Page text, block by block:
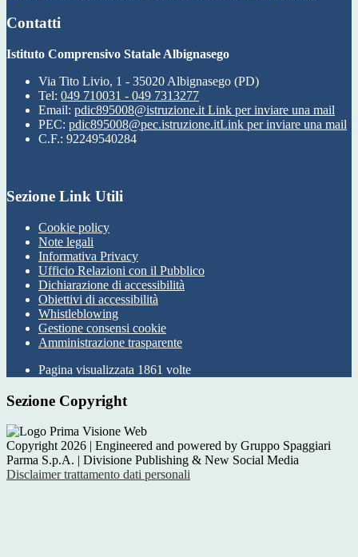
Contatti
Istituto Comprensivo Statale Albignasego
Via Tito Livio, 1 - 35020 Albignasego (PD)
Tel: 049 710031 - 049 7313277
Email: pdic895008@istruzione.it Link per inviare una mail
PEC: pdic895008@pec.istruzione.itLink per inviare una mail
C.F.: 92249540284
Sezione Link Utili
Cookie policy
Note legali
Informativa Privacy
Ufficio Relazioni con il Pubblico
Dichiarazione di accessibilità
Obiettivi di accessibilità
Whistleblowing
Gestione consensi cookie
Amministrazione trasparente
Pagina visualizzata 1861 volte
Sezione Copyright
Copyright 2026 | Engineered and powered by Gruppo Spaggiari
Parma S.p.A. | Divisione Publishing & New Social Media
Disclaimer trattamento dati personali